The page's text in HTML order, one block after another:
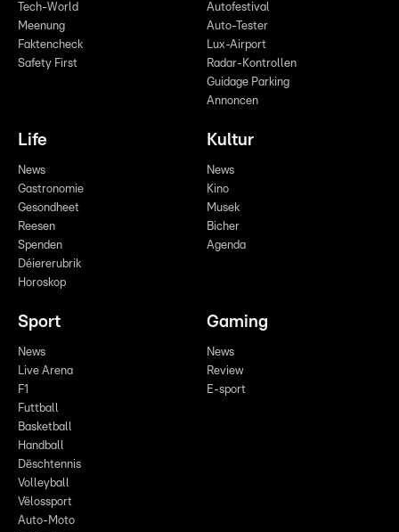
Tech-World
Meenung
Faktencheck
Safety First
Autofestival
Auto-Tester
Lux-Airport
Radar-Kontrollen
Guidage Parking
Annoncen
Life
News
Gastronomie
Gesondheet
Reesen
Spenden
Déiererubrik
Horoskop
Kultur
News
Kino
Musek
Bicher
Agenda
Sport
News
Live Arena
F1
Futtball
Basketball
Handball
Dëschtennis
Volleyball
Vëlossport
Auto-Moto
Gaming
News
Review
E-sport